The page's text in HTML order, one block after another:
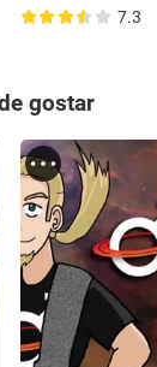
7.3
gostar